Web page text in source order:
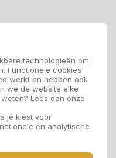
technologieën om
Functionele cookies
werkt en hebben ook
we de website elke
Lees dan onze
je kiest voor
en analytische
van de Opera
bij Cibo Vloeren.
meesterwerk in Italiaans
tijdloze elegantie wordt
combineren de